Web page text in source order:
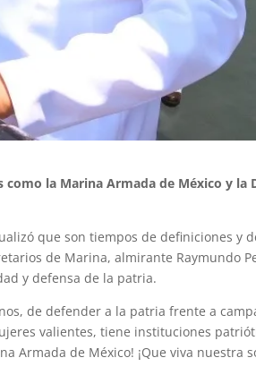
la Marina Armada de México y la
que son tiempos de definiciones y
de Marina, almirante Raymundo
y defensa de la patria.
de defender a la patria frente a
valientes, tiene instituciones
Armada de México! ¡Que viva nuestra